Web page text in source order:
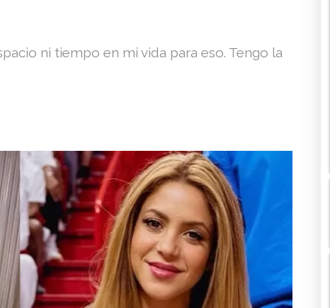
ni tiempo en mi vida para eso. Tengo la